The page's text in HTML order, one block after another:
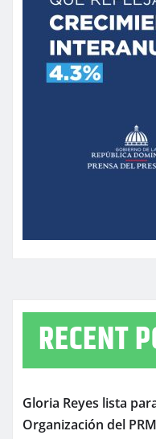
RECENT
Gloria Reyes lista
Organización del PRM